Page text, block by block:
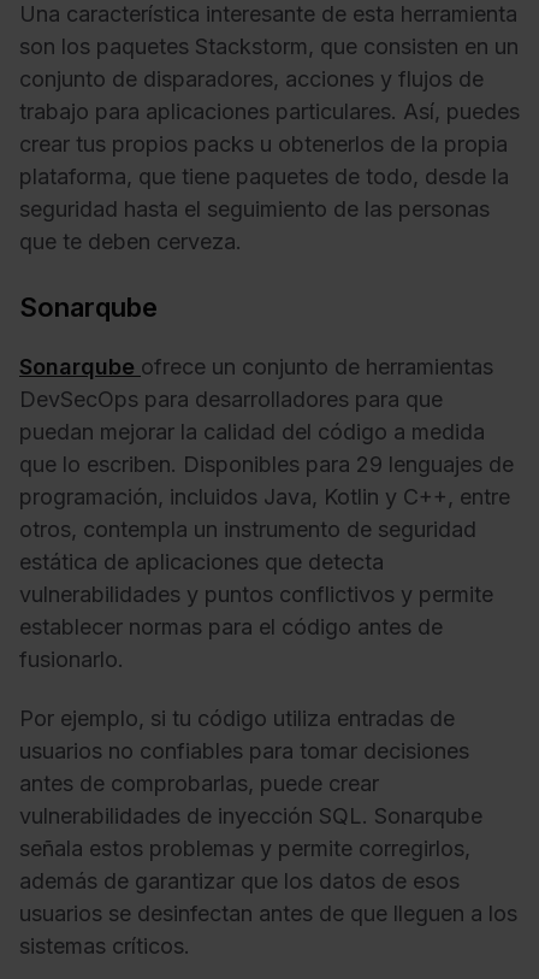
Una característica interesante de esta herramienta
son los paquetes Stackstorm, que consisten en un
conjunto de disparadores, acciones y flujos de
trabajo para aplicaciones particulares. Así, puedes
crear tus propios packs u obtenerlos de la propia
plataforma, que tiene paquetes de todo, desde la
seguridad hasta el seguimiento de las personas
que te deben cerveza.
Sonarqube
Sonarqube ofrece un conjunto de herramientas
DevSecOps para desarrolladores para que
puedan mejorar la calidad del código a medida
que lo escriben. Disponibles para 29 lenguajes de
programación, incluidos Java, Kotlin y C++, entre
otros, contempla un instrumento de seguridad
estática de aplicaciones que detecta
vulnerabilidades y puntos conflictivos y permite
establecer normas para el código antes de
fusionarlo.
Por ejemplo, si tu código utiliza entradas de
usuarios no confiables para tomar decisiones
antes de comprobarlas, puede crear
vulnerabilidades de inyección SQL. Sonarqube
señala estos problemas y permite corregirlos,
además de garantizar que los datos de esos
usuarios se desinfectan antes de que lleguen a los
sistemas críticos.